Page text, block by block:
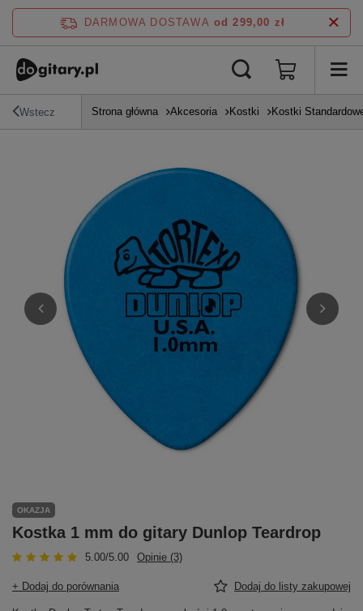
DARMOWA DOSTAWA od 299,00 zł
Wstecz Strona główna Akcesoria Kostki Kostki
OKAZJA
Kostka 1 mm do gitary Dunlop Teardrop
5.00/5.00 Opinie (3)
+ Dodaj do porównania Dodaj do listy zakupowej